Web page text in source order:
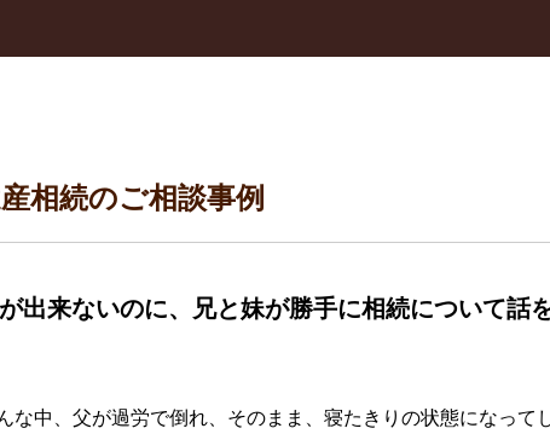
相続のご相談事例
来ないのに、兄と妹が勝手に相続について話
中、父が過労で倒れ、そのまま、寝たきりの状態になって